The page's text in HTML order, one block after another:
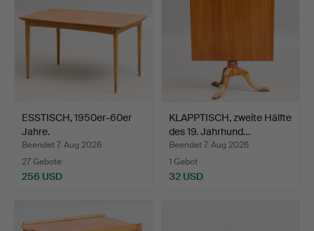
ESSTISCH, 1950er-60er
Jahre.
Beendet 7. Aug 2026
27 Gebote
256 USD
KLAPPTISCH, zweite Hälfte
des 19. Jahrhund…
Beendet 7. Aug 2026
1 Gebot
32 USD